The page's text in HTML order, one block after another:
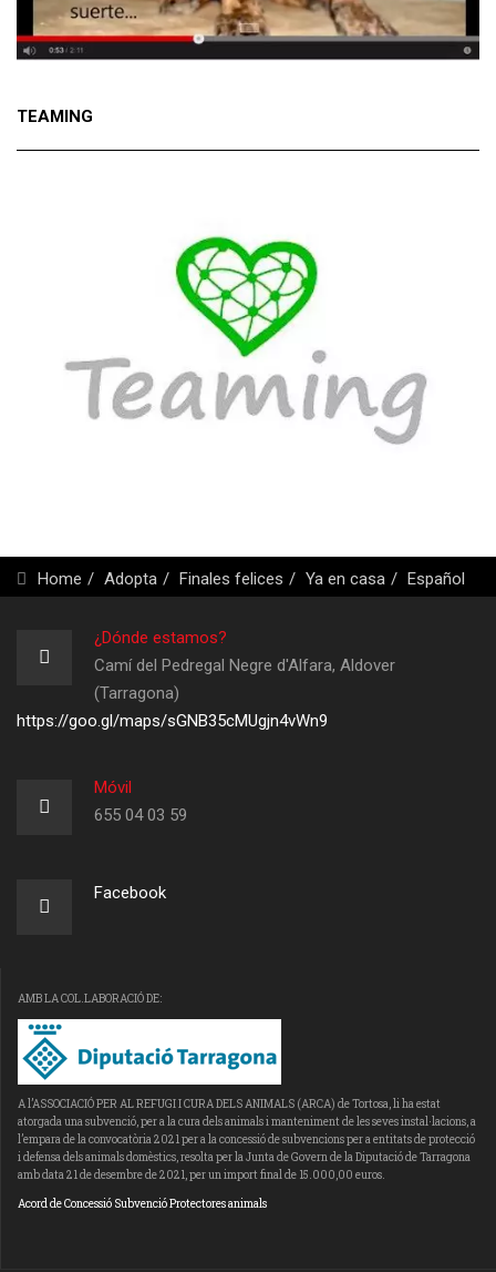
TEAMING
Home Adopta Finales felices Ya en casa Español
¿Dónde estamos?
Camí del Pedregal Negre d'Alfara, Aldover
(Tarragona)
https://goo.gl/maps/sGNB35cMUgjn4vWn9
Móvil
655 04 03 59
Facebook
AMB LA COL.LABORACIÓ DE:
A l’ASSOCIACIÓ PER AL REFUGI I CURA DELS ANIMALS (ARCA) de Tortosa, li ha estat
atorgada una subvenció, per a la cura dels animals i manteniment de les seves instal·lacions, a
l’empara de la convocatòria 2021 per a la concessió de subvencions per a entitats de protecció
i defensa dels animals domèstics, resolta per la Junta de Govern de la Diputació de Tarragona
amb data 21 de desembre de 2021, per un import final de 15.000,00 euros.
Acord de Concessió Subvenció Protectores animals